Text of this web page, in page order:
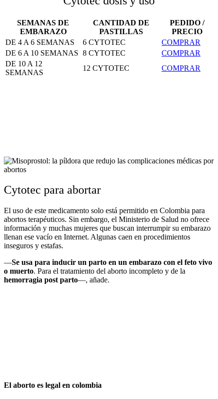
SEMANAS DE
EMBARAZO
CANTIDAD DE
PASTILLAS
PEDIDO /
PRECIO
DE 4 A 6 SEMANAS
6 CYTOTEC
COMPRAR
DE 6 A 10 SEMANAS 8 CYTOTEC
COMPRAR
DE 10 A 12
SEMANAS
12 CYTOTEC COMPRAR
Cytotec para abortar
El uso de este medicamento solo está permitido en Colombia para
abortos terapéuticos. Sin embargo, el Ministerio de Salud no ofrece
información y muchas mujeres que buscan interrumpir su embarazo
llenan ese vacío en Internet. Algunas caen en procedimientos
inseguros y estafas.
—Se usa para inducir un parto en un embarazo con el feto vivo
o muerto. Para el tratamiento del aborto incompleto y de la
hemorragia post parto—, añade.
El aborto es legal en colombia